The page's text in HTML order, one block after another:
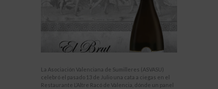
La Asociación Valenciana de Sumilleres (ASVASU)
celebró el pasado 13 de Julio una cata a ciegas en el
Restaurante L’Altre Racó de Valencia, dónde un panel